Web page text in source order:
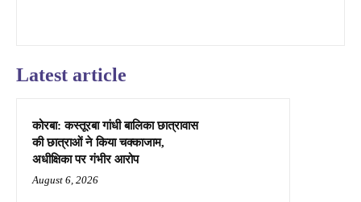
Latest article
कोरबा: कस्तूरबा गांधी बालिका छात्रावास
की छात्राओं ने किया चक्काजाम,
अधीक्षिका पर गंभीर आरोप
August 6, 2026